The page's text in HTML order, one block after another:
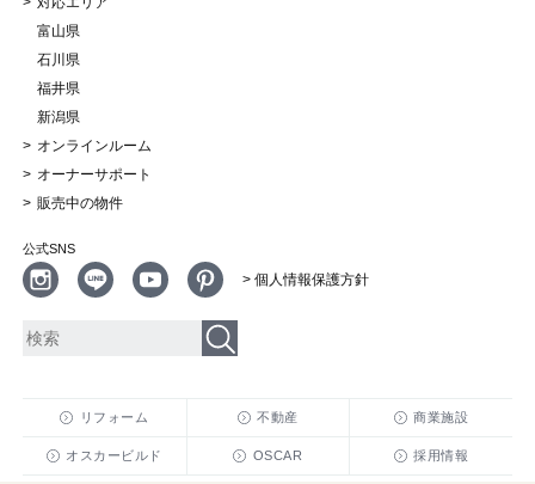
富山県
石川県
福井県
新潟県
オンラインルーム
オーナーサポート
販売中の物件
公式SNS
> 個人情報保護方針
リフォーム 不動産 商業施設
オスカービルド OSCAR 採用情報